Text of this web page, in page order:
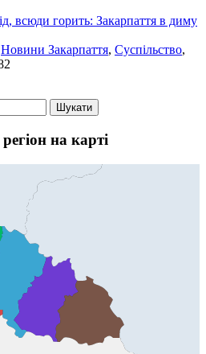
всюди горить: Закарпаття в диму
Новини Закарпаття, Суспільство,
на карті